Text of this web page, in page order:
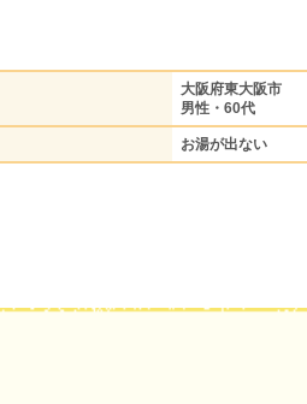
大阪府東大阪市
男性・60代
お湯が出ない